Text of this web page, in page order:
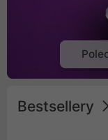
Bestsellery